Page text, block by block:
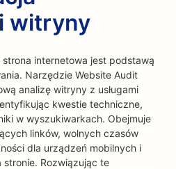
witryny
internetowa jest podstawą
Narzędzie Website Audit
analizę witryny z usługami
kwestie techniczne,
w wyszukiwarkach. Obejmuje
linków, wolnych czasów
dla urządzeń mobilnych i
stronie. Rozwiązując te